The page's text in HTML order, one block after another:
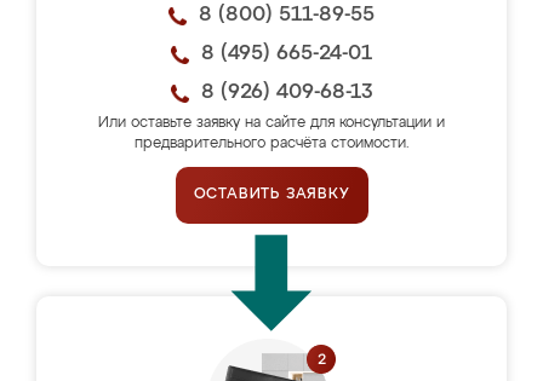
8 (800) 511-89-55
8 (495) 665-24-01
8 (926) 409-68-13
Или оставьте заявку на сайте для консультации и
предварительного расчёта стоимости.
ОСТАВИТЬ ЗАЯВКУ